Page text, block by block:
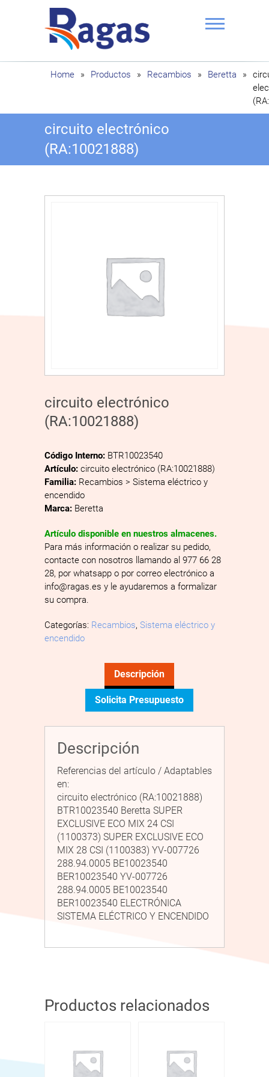
Ragas
Home » Productos » Recambios » Beretta »
circuito electrónico
(RA:10021888)
circuito electrónico
(RA:10021888)
Código Interno: BTR10023540
Artículo: circuito electrónico (RA:10021888)
Familia: Recambios > Sistema eléctrico y
encendido
Marca: Beretta
Artículo disponible en nuestros almacenes.
Para más información o realizar su pedido,
contacte con nosotros llamando al 977 66 28
28, por whatsapp o por correo electrónico a
info@ragas.es y le ayudaremos a formalizar
su compra.
Categorías: Recambios, Sistema eléctrico y
encendido
Descripción
Solicita Presupuesto
Descripción
Referencias del artículo / Adaptables
en:
circuito electrónico (RA:10021888)
BTR10023540 Beretta SUPER
EXCLUSIVE ECO MIX 24 CSI
(1100373) SUPER EXCLUSIVE ECO
MIX 28 CSI (1100383) YV-007726
288.94.0005 BE10023540
BER10023540 YV-007726
288.94.0005 BE10023540
BER10023540 ELECTRÓNICA
SISTEMA ELÉCTRICO Y ENCENDIDO
Productos relacionados